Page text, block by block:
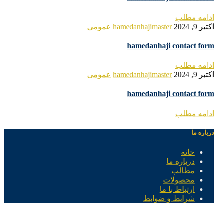
ادامه مطلب
اکتبر 9, 2024
hamedanhajimaster عمومی
hamedanhaji contact form
ادامه مطلب
اکتبر 9, 2024
hamedanhajimaster عمومی
hamedanhaji contact form
ادامه مطلب
درباره ما
خانه
درباره ما
مطالب
محصولات
ارتباط با ما
شرایط و ضوابط